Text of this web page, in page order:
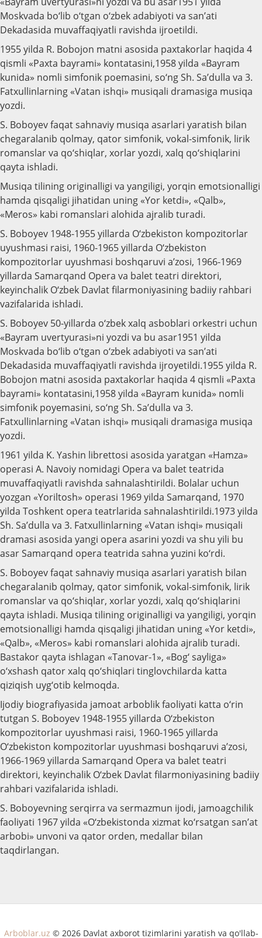
Moskvada bo‘lib o‘tgan o‘zbek adabiyoti va san’ati
Dekadasida muvaffaqiyatli ravishda ijroetildi.
1955 yilda R. Bobojon matni asosida paxtakorlar haqida 4
qismli «Paxta bayrami» kontatasini,1958 yilda «Bayram
kunida» nomli simfonik poemasini, so‘ng Sh. Sa’dulla va 3.
Fatxullinlarning «Vatan ishqi» musiqali dramasiga musiqa
yozdi.
S. Boboyev faqat sahnaviy musiqa asarlari yaratish bilan
chegaralanib qolmay, qator simfonik, vokal-simfonik, lirik
romanslar va qo‘shiqlar, xorlar yozdi, xalq qo‘shiqlarini
qayta ishladi.
Musiqa tilining originalligi va yangiligi, yorqin emotsionalligi
hamda qisqaligi jihatidan uning «Yor ketdi», «Qalb»,
«Meros» kabi romanslari alohida ajralib turadi.
S. Boboyev 1948-1955 yillarda O‘zbekiston kompozitorlar
uyushmasi raisi, 1960-1965 yillarda O‘zbekiston
kompozitorlar uyushmasi boshqaruvi a’zosi, 1966-1969
yillarda Samarqand Opera va balet teatri direktori,
keyinchalik O‘zbek Davlat filarmoniyasining badiiy rahbari
vazifalarida ishladi.
S. Boboyev 50-yillarda o‘zbek xalq asboblari orkestri uchun
«Bayram uvertyurasi»ni yozdi va bu asar1951 yilda
Moskvada bo‘lib o‘tgan o‘zbek adabiyoti va san’ati
Dekadasida muvaffaqiyatli ravishda ijroyetildi.1955 yilda R.
Bobojon matni asosida paxtakorlar haqida 4 qismli «Paxta
bayrami» kontatasini,1958 yilda «Bayram kunida» nomli
simfonik poyemasini, so‘ng Sh. Sa’dulla va 3.
Fatxullinlarning «Vatan ishqi» musiqali dramasiga musiqa
yozdi.
1961 yilda K. Yashin librettosi asosida yaratgan «Hamza»
operasi A. Navoiy nomidagi Opera va balet teatrida
muvaffaqiyatli ravishda sahnalashtirildi. Bolalar uchun
yozgan «Yoriltosh» operasi 1969 yilda Samarqand, 1970
yilda Toshkent opera teatrlarida sahnalashtirildi.1973 yilda
Sh. Sa’dulla va 3. Fatxullinlarning «Vatan ishqi» musiqali
dramasi asosida yangi opera asarini yozdi va shu yili bu
asar Samarqand opera teatrida sahna yuzini ko‘rdi.
S. Boboyev faqat sahnaviy musiqa asarlari yaratish bilan
chegaralanib qolmay, qator simfonik, vokal-simfonik, lirik
romanslar va qo‘shiqlar, xorlar yozdi, xalq qo‘shiqlarini
qayta ishladi. Musiqa tilining originalligi va yangiligi, yorqin
emotsionalligi hamda qisqaligi jihatidan uning «Yor ketdi»,
«Qalb», «Meros» kabi romanslari alohida ajralib turadi.
Bastakor qayta ishlagan «Tanovar-1», «Bog‘ sayliga»
o‘xshash qator xalq qo‘shiqlari tinglovchilarda katta
qiziqish uyg‘otib kelmoqda.
Ijodiy biografiyasida jamoat arboblik faoliyati katta o‘rin
tutgan S. Boboyev 1948-1955 yillarda O‘zbekiston
kompozitorlar uyushmasi raisi, 1960-1965 yillarda
O‘zbekiston kompozitorlar uyushmasi boshqaruvi a’zosi,
1966-1969 yillarda Samarqand Opera va balet teatri
direktori, keyinchalik O‘zbek Davlat filarmoniyasining badiiy
rahbari vazifalarida ishladi.
S. Boboyevning serqirra va sermazmun ijodi, jamoagchilik
faoliyati 1967 yilda «O‘zbekistonda xizmat ko‘rsatgan san’at
arbobi» unvoni va qator orden, medallar bilan
taqdirlangan.
Arboblar.uz © 2026 Davlat axborot tizimlarini yaratish va qo'llab-